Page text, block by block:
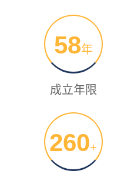
58年
成立年限
260+